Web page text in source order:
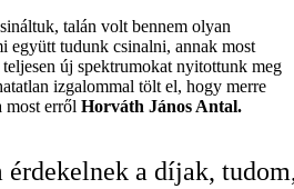
talán volt bennem olyan
együtt tudunk csinalni, annak most
új spektrumokat nyitottunk meg
izgalommal tölt el, hogy merre
most erről Horváth János Antal.
a díjak,